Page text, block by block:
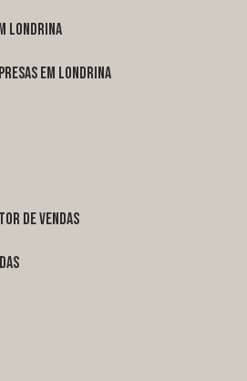
Londrina
em Londrina
de vendas